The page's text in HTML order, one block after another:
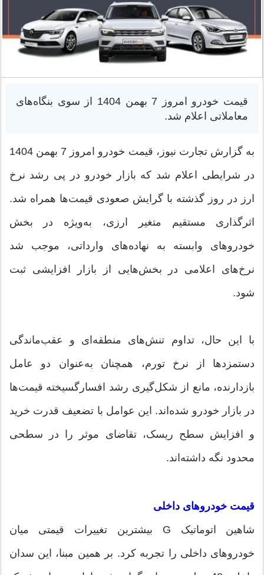
قیمت خودرو امروز 7 بهمن 1404 از سوی بنگاه‌های
معاملاتی اعلام شد.
به گزارش تجارت نیوز، قیمت خودرو امروز 7 بهمن 1404
در شرایطی اعلام شد که بازار خودرو در پی رشد نرخ
ارز در روز گذشته با گرایش صعودی قیمت‌ها همراه شد.
اثرگذاری مستقیم متغیر ارزی، به‌ویژه در بخش
خودروهای وابسته به نهاده‌های وارداتی، موجب شد
نرخ‌های اعلامی در بخش‌هایی از بازار افزایشی ثبت
شود.
با این حال، تداوم تنش‌های منطقه‌ای و عقب‌ماندگی
دستمزدها از نرخ تورم، همچنان به‌عنوان دو عامل
بازدارنده، مانع از شکل‌گیری رشد افسارگسیخته قیمت‌ها
در بازار خودرو شده‌اند. این عوامل با تضعیف قدرت خرید
و افزایش سطح ریسک، تقاضای موثر را در سطحی
محدود نگه داشته‌اند.
قیمت خودروهای داخلی
شاهین اتوماتیک G بیشترین تغییرات قیمتی میان
خودروهای داخلی را تجربه کرد. بر همین مبنا، این سدان